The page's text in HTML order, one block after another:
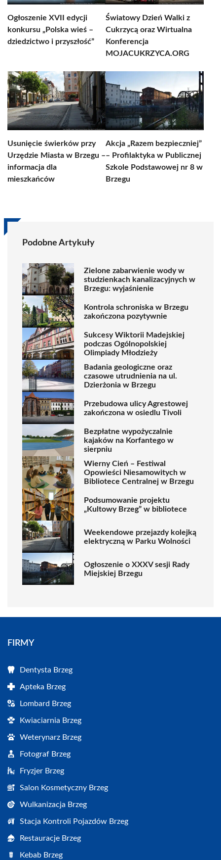
Ogłoszenie XVII edycji
konkursu „Polska wieś –
dziedzictwo i przyszłość”
Światowy Dzień Walki z
Cukrzycą oraz Wirtualna
Konferencja
MOJACUKRZYCA.ORG
Usunięcie świerków przy
Urzędzie Miasta w Brzegu –
informacja dla
mieszkańców
Akcja „Razem bezpieczniej”
– Profilaktyka w Publicznej
Szkole Podstawowej nr 8 w
Brzegu
Podobne Artykuły
Zielone zabarwienie wody w
studzienkach kanalizacyjnych w
Brzegu: wyjaśnienie
Kontrola schroniska w Brzegu
zakończona pozytywnie
Sukcesy Wiktorii Madejskiej
podczas Ogólnopolskiej
Olimpiady Młodzieży
Badania geologiczne oraz
czasowe utrudnienia na ul.
Dzierżonia w Brzegu
Przebudowa ulicy Agrestowej
zakończona w osiedlu Tivoli
Bezpłatne wypożyczalnie
kajaków na Korfantego w
sierpniu
Wierny Cień – Festiwal
Opowieści Niesamowitych w
Bibliotece Centralnej w Brzegu
Podsumowanie projektu
„Kultowy Brzeg” w bibliotece
Weekendowe przejazdy kolejką
elektryczną w Parku Wolności
Ogłoszenie o XXXV sesji Rady
Miejskiej Brzegu
FIRMY
Dentysta Brzeg
Apteka Brzeg
Lombard Brzeg
Kwiaciarnia Brzeg
Weterynarz Brzeg
Fotograf Brzeg
Fryzjer Brzeg
Salon Kosmetyczny Brzeg
Wulkanizacja Brzeg
Stacja Kontroli Pojazdów Brzeg
Restauracje Brzeg
Kebab Brzeg